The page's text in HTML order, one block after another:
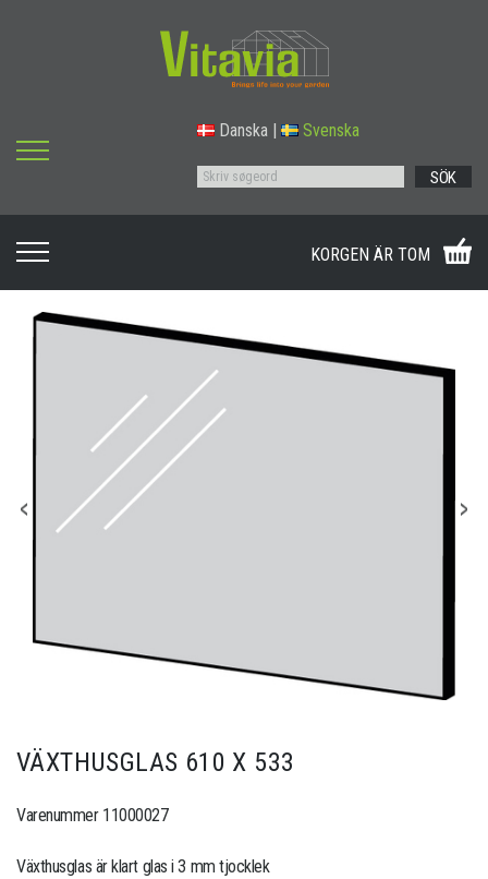
Danska Svenska
SÖK
KORGEN ÄR TOM
VÄXTHUSGLAS 610 X 533
Varenummer 11000027
Växthusglas är klart glas i 3 mm tjocklek